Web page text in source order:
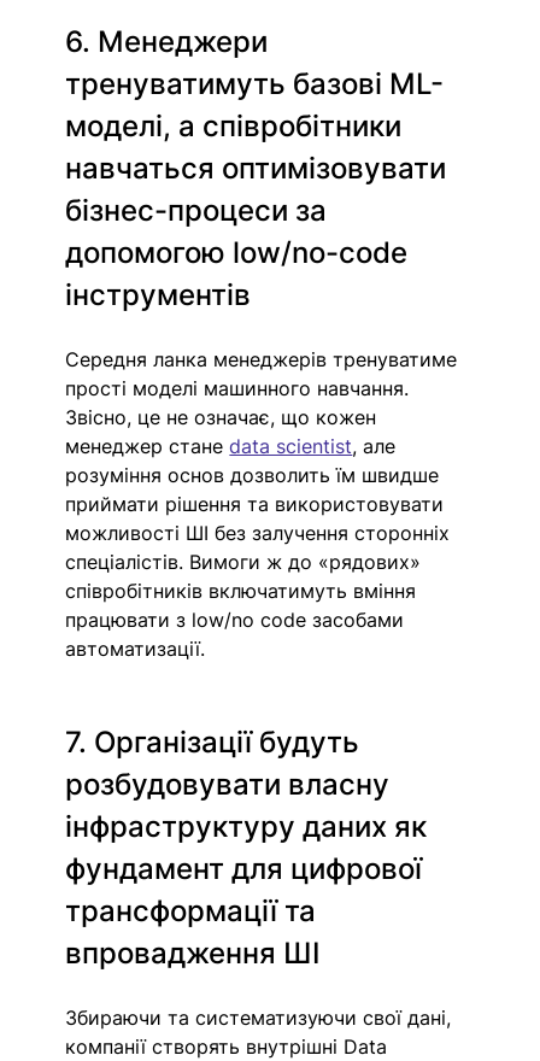
6. Менеджери
тренуватимуть базові ML-
моделі, а співробітники
навчаться оптимізовувати
бізнес-процеси за
допомогою low/no-code
інструментів
Середня ланка менеджерів тренуватиме
прості моделі машинного навчання.
Звісно, це не означає, що кожен
менеджер стане data scientist, але
розуміння основ дозволить їм швидше
приймати рішення та використовувати
можливості ШІ без залучення сторонніх
спеціалістів. Вимоги ж до «рядових»
співробітників включатимуть вміння
працювати з low/no code засобами
автоматизації.
7. Організації будуть
розбудовувати власну
інфраструктуру даних як
фундамент для цифрової
трансформації та
впровадження ШІ
Збираючи та систематизуючи свої дані,
компанії створять внутрішні Data